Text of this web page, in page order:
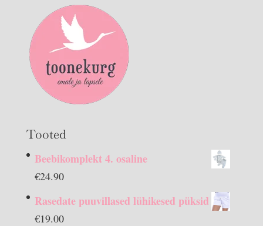
Tooted
Beebikomplekt 4. osaline
€24.90
Rasedate puuvillased lühikesed püksid
€19.00